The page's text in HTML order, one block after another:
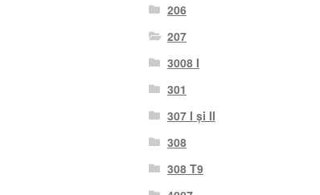
206
207
3008 I
301
307 I și II
308
308 T9